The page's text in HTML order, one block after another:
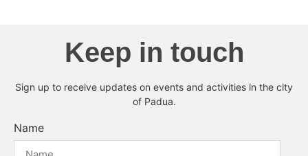
Keep in touch
Sign up to receive updates on events and activities in the city
of Padua.
Name